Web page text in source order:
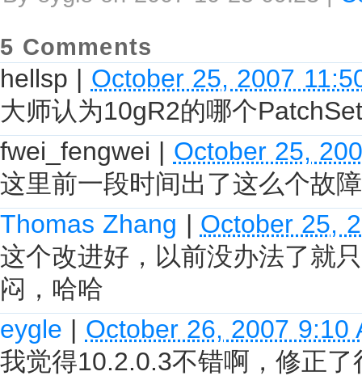
5 Comments
hellsp | October 25, 2007
大师认为10gR2的哪个
fwei_fengwei | October 25,
这里前一段时间出了这么个故
Thomas Zhang | October 25,
这个改进好，以前没办法了就
闷，哈哈
eygle | October 26, 2007 9:10
我觉得10.2.0.3不错啊，修正